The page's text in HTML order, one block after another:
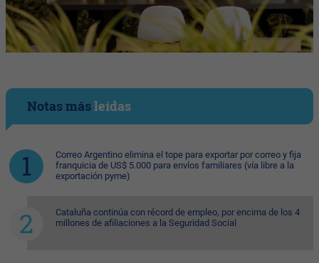
Notas másleídas
Correo Argentino elimina el tope para exportar por correo y fija
franquicia de US$ 5.000 para envíos familiares (vía libre a la
exportación pyme)
Cataluña continúa con récord de empleo, por encima de los 4
millones de afiliaciones a la Seguridad Social